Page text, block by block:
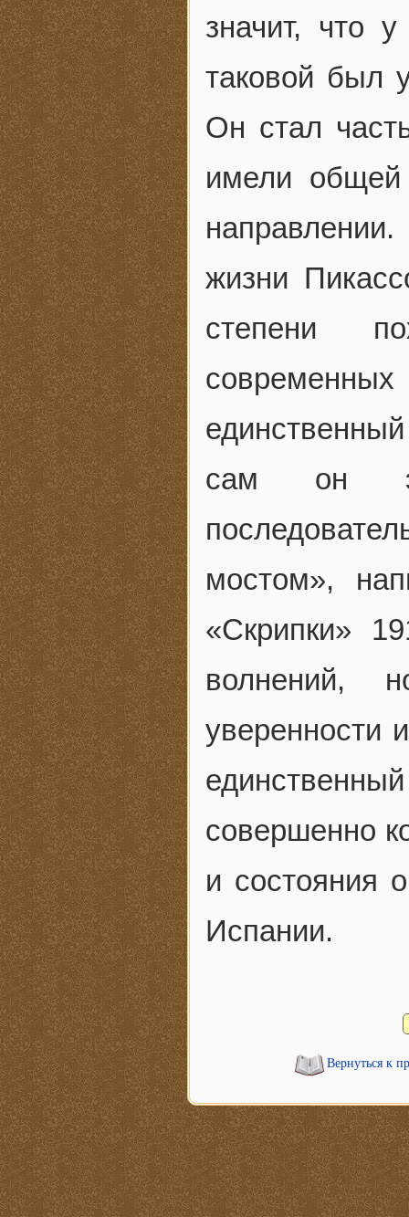
значит, что
таковой был
Он стал
имели
жизни
степени
единственный
сам он
мостом»,
«Скрипки»
волнений,
уверенности
совершенно
и состояния
Испании.
Вернуться к